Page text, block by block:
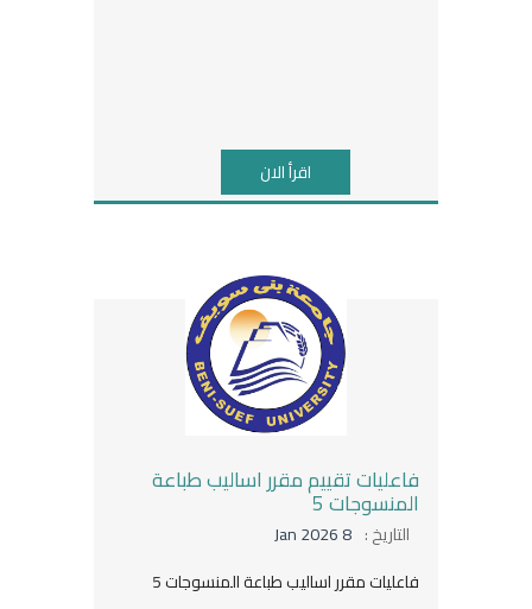
اقرأ الان
فاعليات تقييم مقرر اساليب طباعة
المنسوجات 5
التاريخ : 8 Jan 2026
فاعليات مقرر اساليب طباعة المنسوجات 5